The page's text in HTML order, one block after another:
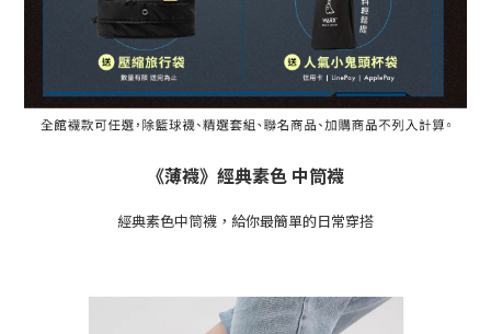
《薄襪》經典素色 中筒襪
經典素色中筒襪，給你最簡單的日常穿搭